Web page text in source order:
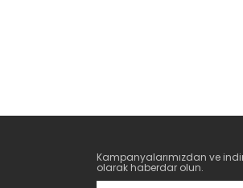
Kampanyalarımızdan ve
olarak haberdar olun.